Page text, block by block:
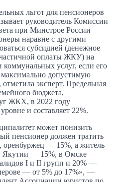
льгот для пенсионеров
руководитель Комиссии
при Минстрое России
наравне с другими
субсидией (денежное
частичной оплаты ЖКУ) на
услуг, если его
допустимую
эксперт. Предельная
бюджета,
ЖКХ, в 2022 году
и составляет 22%.
может понизить
пенсионер должен тратить
оренбуржец — 15%, а житель
Якутии — 15%, в Омске —
I и II групп и 20% —
— от 5% до 17%», —